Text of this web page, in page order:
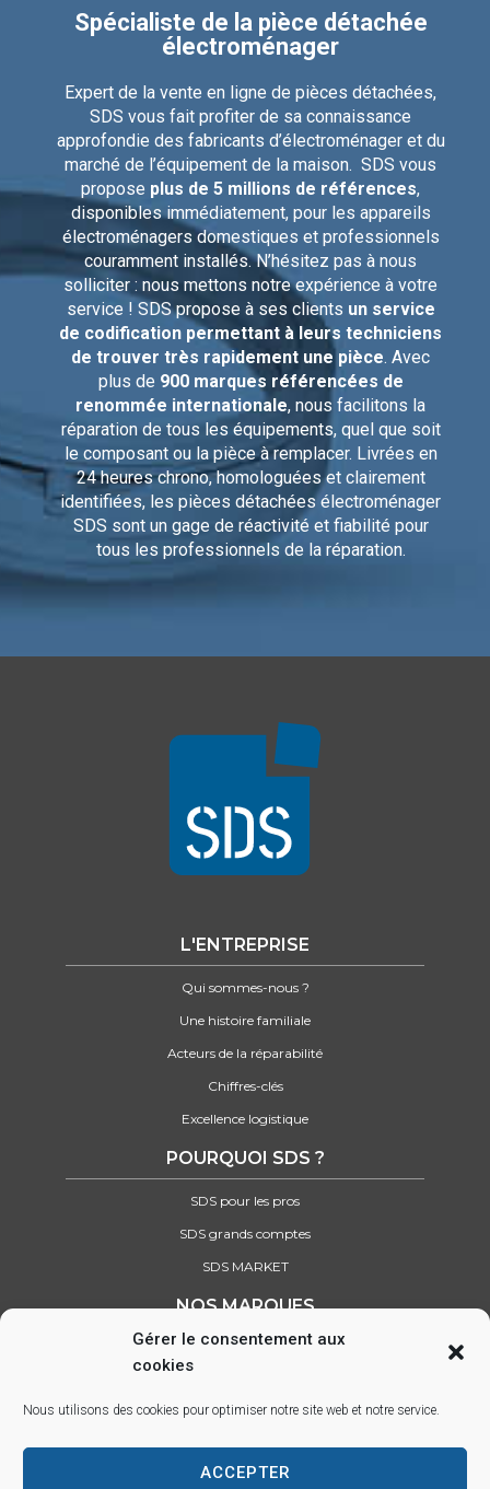
Gérer le consentement aux
cookies
Nous utilisons des cookies pour optimiser notre site web et notre service.
ACCEPTER
Spécialiste de la pièce détachée
électroménager
Expert de la vente en ligne de pièces détachées,
SDS vous fait profiter de sa connaissance
approfondie des fabricants d’électroménager et du
marché de l’équipement de la maison. SDS vous
propose plus de 5 millions de références,
disponibles immédiatement, pour les appareils
électroménagers domestiques et professionnels
couramment installés. N’hésitez pas à nous
solliciter : nous mettons notre expérience à votre
service ! SDS propose à ses clients un service
de codification permettant à leurs techniciens
de trouver très rapidement une pièce. Avec
plus de 900 marques référencées de
renommée internationale, nous facilitons la
réparation de tous les équipements, quel que soit
le composant ou la pièce à remplacer. Livrées en
24 heures chrono, homologuées et clairement
identifiées, les pièces détachées électroménager
SDS sont un gage de réactivité et fiabilité pour
tous les professionnels de la réparation.
L'ENTREPRISE
Qui sommes-nous ?
Une histoire familiale
Acteurs de la réparabilité
Chiffres-clés
Excellence logistique
POURQUOI SDS ?
SDS pour les pros
SDS grands comptes
SDS MARKET
NOS MARQUES
Retrouvez tous nos partenaires